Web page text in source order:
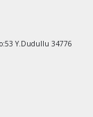
Y.Dudullu 34776